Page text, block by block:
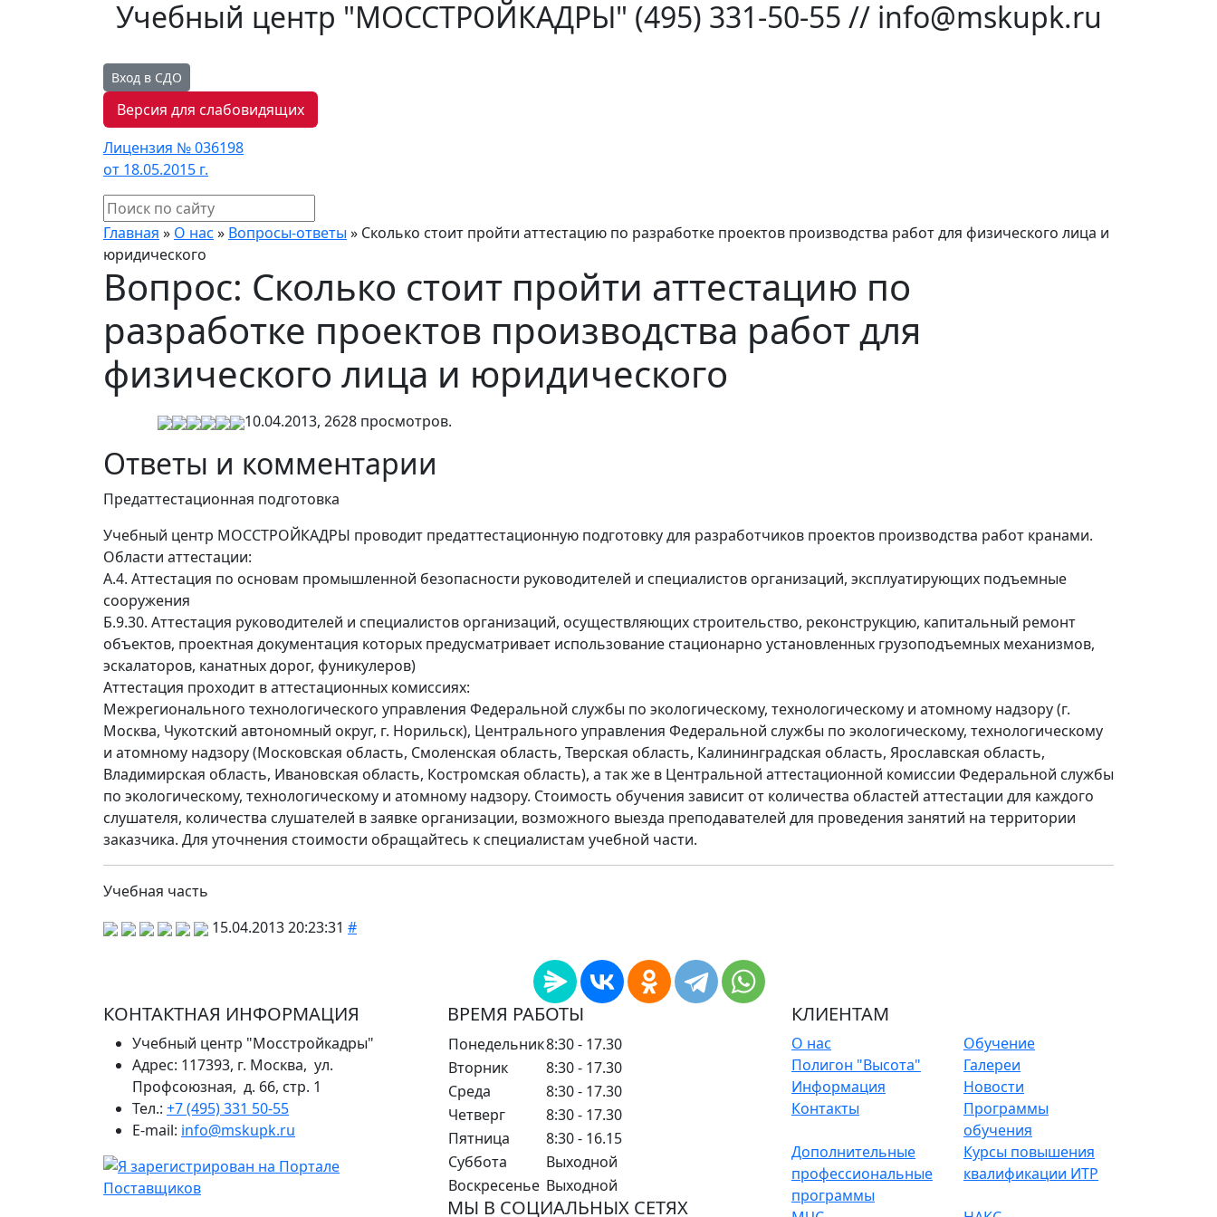
Учебный центр "МОССТРОЙКАДРЫ" (495) 331-50-55 // info@mskupk.ru
Вход в СДО
Версия для слабовидящих
Лицензия № 036198
от 18.05.2015 г.
Главная » О нас » Вопросы-ответы » Сколько стоит пройти аттестацию по разработке проектов производства работ для физического лица и
юридического
Вопрос: Сколько стоит пройти аттестацию по
разработке проектов производства работ для
физического лица и юридического
10.04.2013, 2628 просмотров.
Ответы и комментарии
Предаттестационная подготовка
Учебный центр МОССТРОЙКАДРЫ проводит предаттестационную подготовку для разработчиков проектов производства работ кранами.
Области аттестации:
А.4. Аттестация по основам промышленной безопасности руководителей и специалистов организаций, эксплуатирующих подъемные
сооружения
Б.9.30. Аттестация руководителей и специалистов организаций, осуществляющих строительство, реконструкцию, капитальный ремонт
объектов, проектная документация которых предусматривает использование стационарно установленных грузоподъемных механизмов,
эскалаторов, канатных дорог, фуникулеров)
Аттестация проходит в аттестационных комиссиях:
Межрегионального технологического управления Федеральной службы по экологическому, технологическому и атомному надзору(г.
Москва, Чукотский автономный округ, г. Норильск), Центрального управления Федеральной службы по экологическому, технологическому
и атомному надзору(Московская область, Смоленская область, Тверская область, Калининградская область, Ярославская область,
Владимирская область, Ивановская область, Костромская область), а так же в Центральной аттестационной комиссии Федеральной службы
по экологическому, технологическому и атомному надзору. Стоимость обучения зависит от количества областей аттестации для каждого
слушателя, количества слушателей в заявке организации, возможного выезда преподавателей для проведения занятий на территории
заказчика. Для уточнения стоимости обращайтесь к специалистам учебной части.
Учебная часть
15.04.2013 20:23:31 #
КОНТАКТНАЯ ИНФОРМАЦИЯ
Учебный центр "Мосстройкадры"
Адрес: 117393, г. Москва, ул.
Профсоюзная, д. 66, стр. 1
Тел.: +7 (495) 331 50-55
E-mail: info@mskupk.ru
ВРЕМЯ РАБОТЫ
Понедельник8:30 - 17.30
Вторник
8:30 - 17.30
Среда
8:30 - 17.30
Четверг
8:30 - 17.30
Пятница
8:30 - 16.15
Суббота
Выходной
Воскресенье Выходной
МЫ В СОЦИАЛЬНЫХ СЕТЯХ
КЛИЕНТАМ
О нас
Обучение
Полигон "Высота"
Галереи
Информация
Новости
Контакты
Программы
обучения
Дополнительные
профессиональные
программы
Курсы повышения
квалификации ИТР